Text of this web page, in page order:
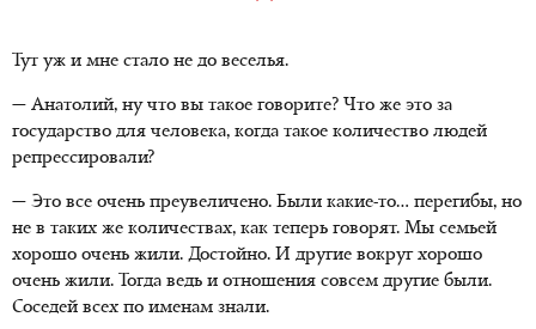
Тут уж и мне стало не до веселья.
— Анатолий, ну что вы такое говорите? Что же это за
государство для человека, когда такое количество людей
репрессировали?
— Это все очень преувеличено. Были какие-то… перегибы, но
не в таких же количествах, как теперь говорят. Мы семьей
хорошо очень жили. Достойно. И другие вокруг хорошо
очень жили. Тогда ведь и отношения совсем другие были.
Соседей всех по именам знали.